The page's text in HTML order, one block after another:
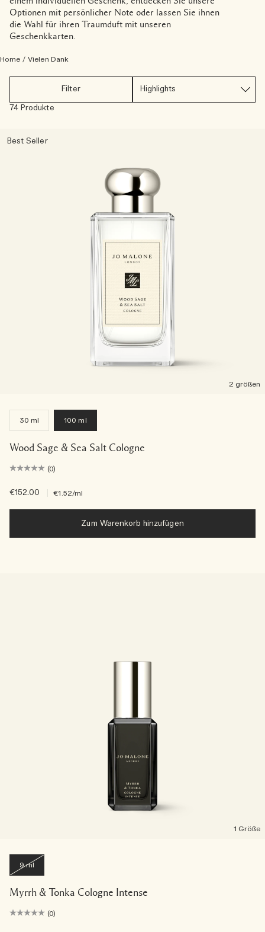
Basil Neroli​
Reichhaltig und floral
Zubehör für Kerzen
Vitamin E Kollektion
Optionen mit persönlicher Note oder lassen Sie ihnen
die Wahl für ihren Traumduft mit unseren
Geschenkkarten.
Home / Vielen Dank
Filter
74 Produkte
Best Seller
2 größen
30 ml 100 ml
Wood Sage & Sea Salt Cologne
(0)
€152.00 €1.52/ml
Zum Warenkorb hinzufügen
1 Größe
9 ml
Myrrh & Tonka Cologne Intense
(0)